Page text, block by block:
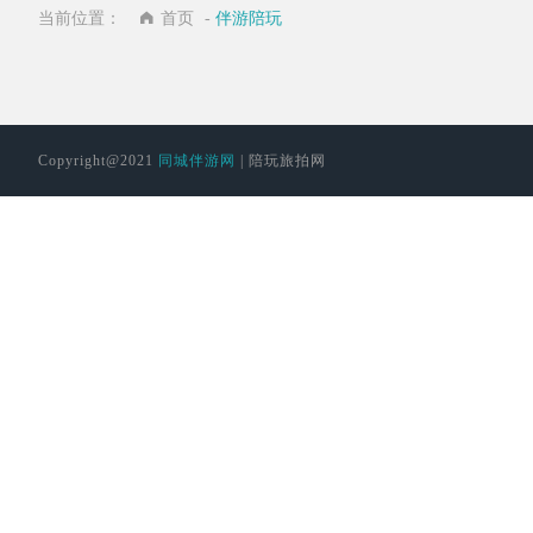
当前位置： 首页 - 伴游陪玩
Copyright@2021 同城伴游网 | 陪玩旅拍网